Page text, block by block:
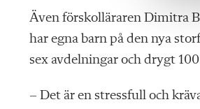
l
Även förskolläraren Dimitra
har egna barn på den nya
sex avdelningar och drygt
– Det är en stressfull och